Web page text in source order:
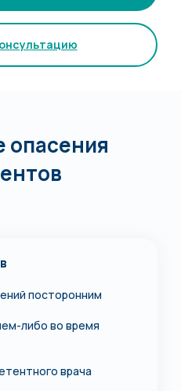
опасения
посторонним
либо во время
врача